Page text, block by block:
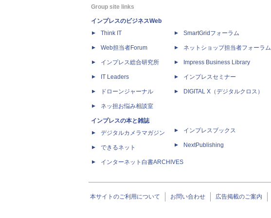
Group site links
インプレスのビジネスWeb
Think IT
Web担当者Forum
インプレス総合研究所
IT Leaders
ドローンジャーナル
ネッ担お悩み相談室
インプレスの本と雑誌
デジタルカメラマガジン
できるネット
インターネット白書ARCHIVES
SmartGridフォーラム
ネットショップ担当者フォーラム
Impress Business Library
インプレスセミナー
DIGITAL X（デジタルクロス）
インプレスブックス
NextPublishing
本サイトのご利用について お問い合わせ 広告掲載のご案内